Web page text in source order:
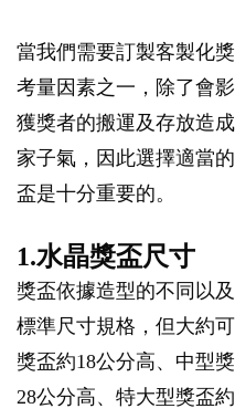
當我們需要訂製客製化
考量因素之一，除了會
獲獎者的搬運及存放造
家子氣，因此選擇適當
盃是十分重要的。
1.水晶獎盃尺寸
獎盃依據造型的不同以
標準尺寸規格，但大約
獎盃約18公分高、中型
28公分高、特大型獎盃約